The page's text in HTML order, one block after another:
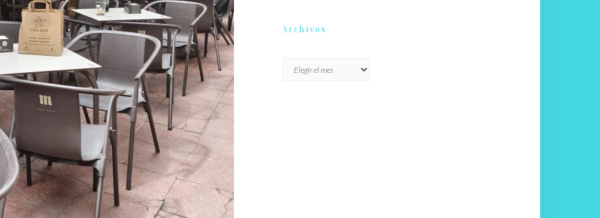
Archivos